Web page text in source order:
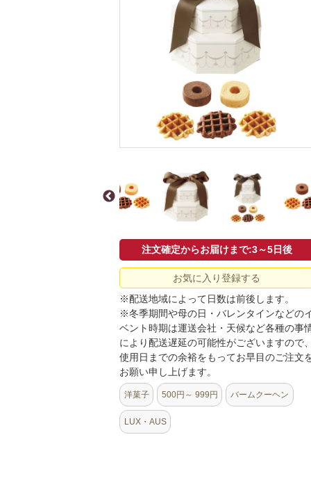
注文確定からお届けまで:3～5日後
お気に入り登録する
※配送地域によって日数は前後します。
※冬季期間や母の日・バレンタインなどの
ベント時期は運送会社・天候など各種の事
により配送遅延の可能性がございますので
使用日までの余裕をもってお早目のご注文
お願い申し上げます。
洋菓子 500円～ 999円 バームクーヘン
LUX・AUS